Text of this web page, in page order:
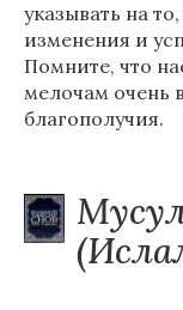
указывать на
изменения и
Помните, что
мелочам очень
благополучия.